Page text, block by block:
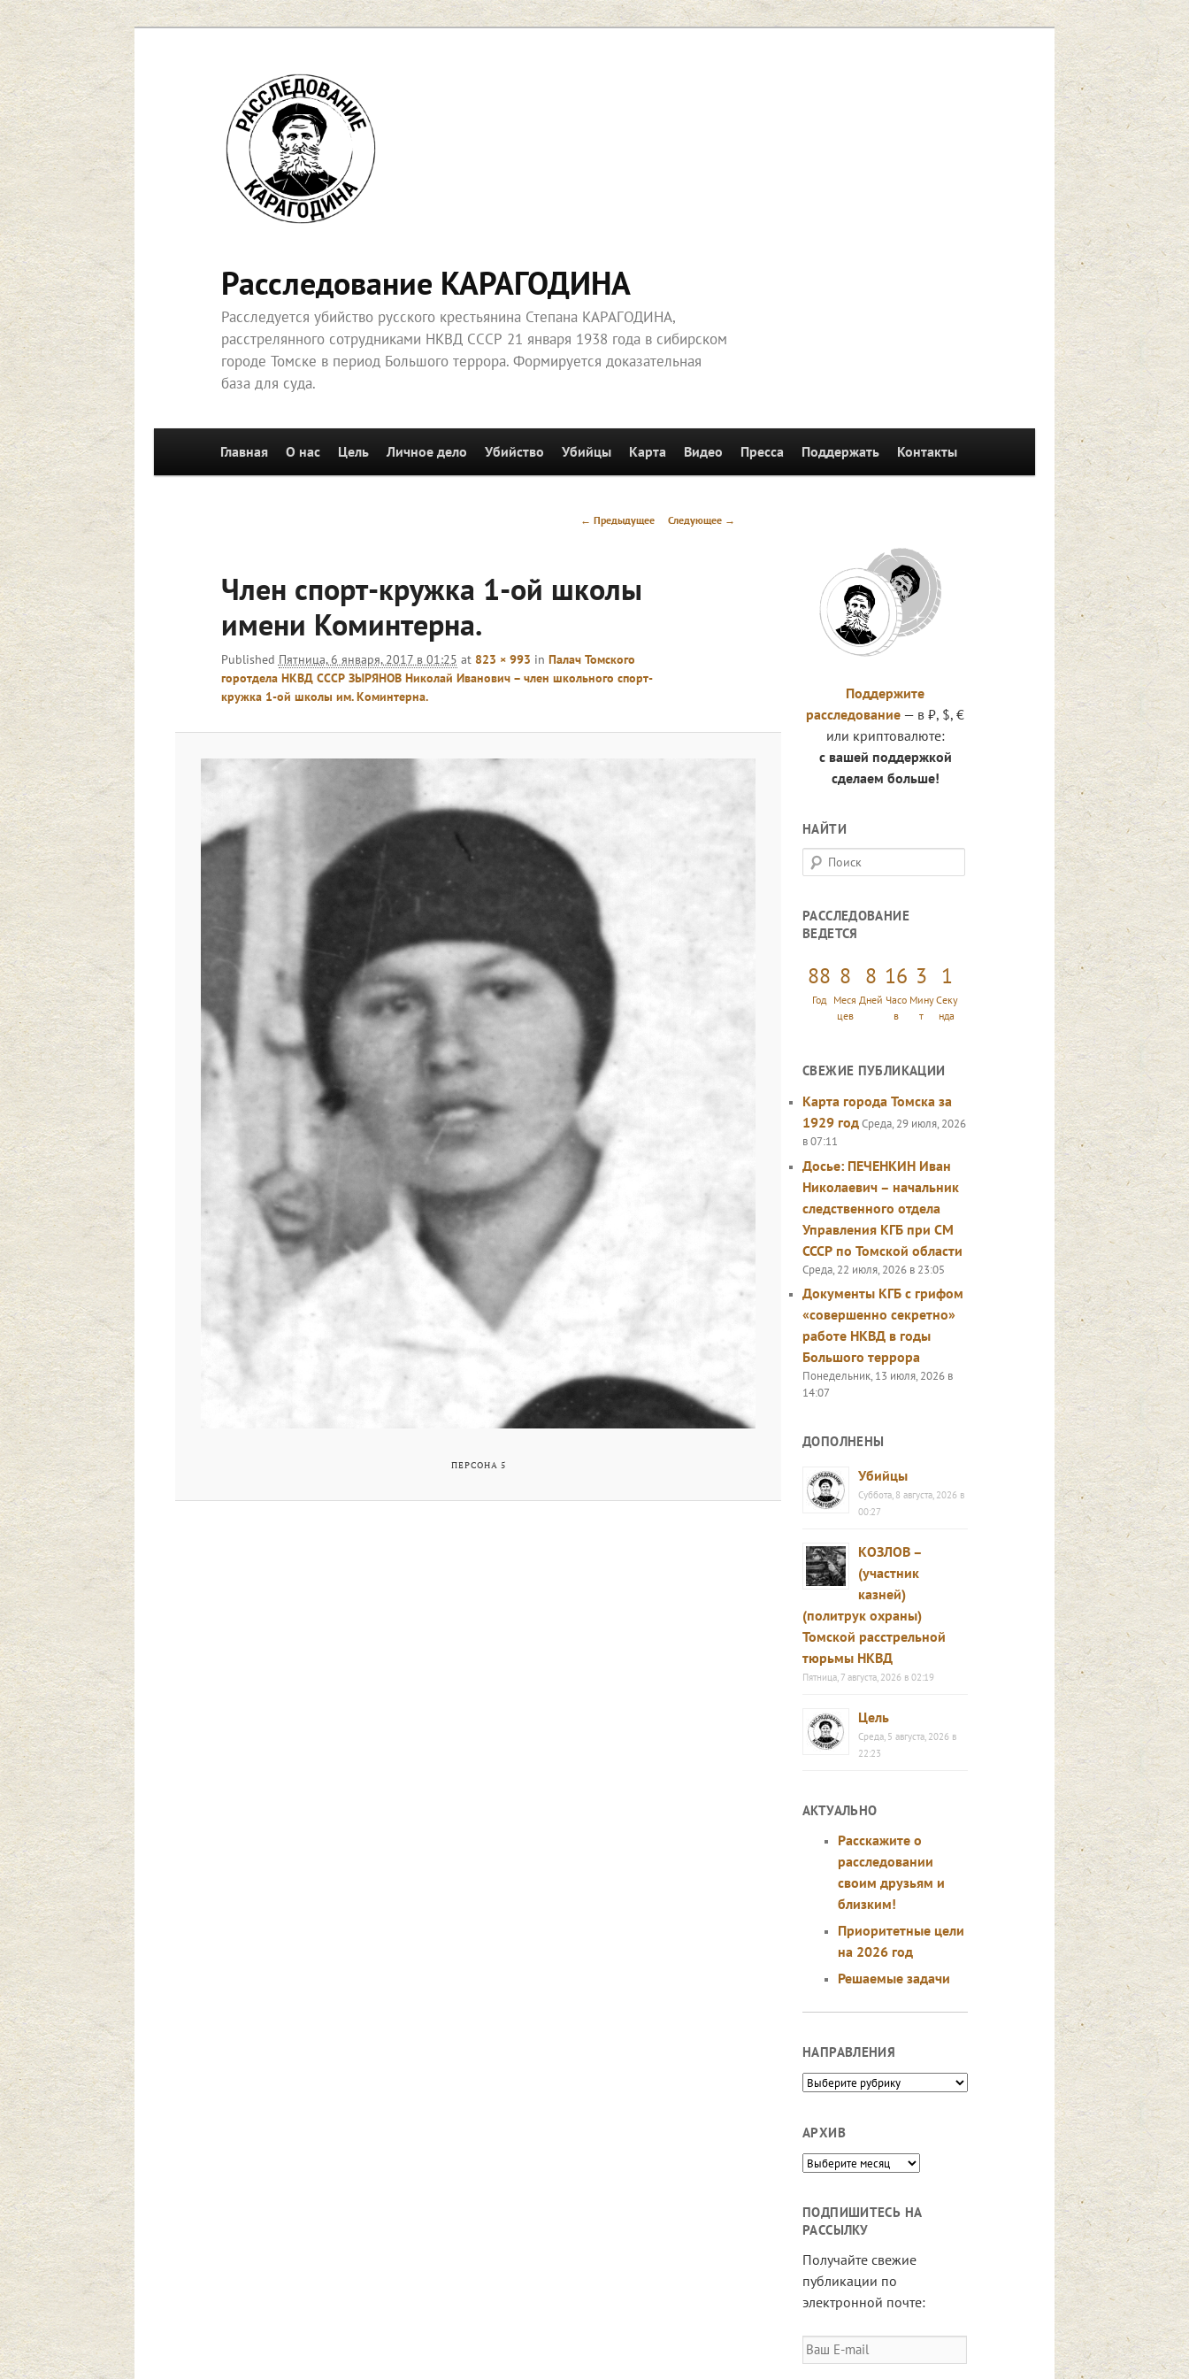
Перейти
к
основному
содержимому
Расследование КАРАГОДИНА
Расследуется убийство русского крестьянина Степана КАРАГОДИНА,
расстрелянного сотрудниками НКВД СССР 21 января 1938 года в сибирском
городе Томске в период Большого террора. Формируется доказательная
база для суда.
Перейти к основному содержимому
Главная О нас Цель Личное дело Убийство Убийцы Карта Видео Пресса Поддержать Контакты
Навигация
← Предыдущее Следующее →
Член спорт-кружка 1-ой школы
имени Коминтерна.
Published Пятница, 6 января, 2017 в 01:25 at 823 × 993 in Палач Томского
горотдела НКВД СССР ЗЫРЯНОВ Николай Иванович – член школьного спорт-
кружка 1-ой школы им. Коминтерна.
ПЕРСОНА 5
Поддержите
расследование — в ₽, $, €
или криптовалюте:
с вашей поддержкой
сделаем больше!
НАЙТИ
П
о
с
к
РАССЛЕДОВАНИЕ
ВЕДЕТСЯ
88
Год
8
Меся
цев
8
Дней
16
Часо
в
3
Мину
т
2
Секу
нд
СВЕЖИЕ ПУБЛИКАЦИИ
Карта города Томска за
1929 годСреда, 29 июля, 2026
в 07:11
Досье: ПЕЧЕНКИН Иван
Николаевич – начальник
следственного отдела
Управления КГБ при СМ
СССР по Томской области
Среда, 22 июля, 2026 в 23:05
Документы КГБ с грифом
«совершенно секретно»
работе НКВД в годы
Большого террора
Понедельник, 13 июля, 2026 в
14:07
ДОПОЛНЕНЫ
Убийцы
Суббота, 8 августа, 2026 в
00:27
КОЗЛОВ –
(участник
казней)
(политрук охраны)
Томской расстрельной
тюрьмы НКВД
Пятница, 7 августа, 2026 в 02:19
Цель
Среда, 5 августа, 2026 в
22:23
АКТУАЛЬНО
Расскажите о
расследовании
своим друзьям и
близким!
Приоритетные цели
на 2026 год
Решаемые задачи
НАПРАВЛЕНИЯ
Направления
АРХИВ
Архив
ПОДПИШИТЕСЬ НА
РАССЫЛКУ
Получайте свежие
публикации по
электронной почте:
Ваш
E-